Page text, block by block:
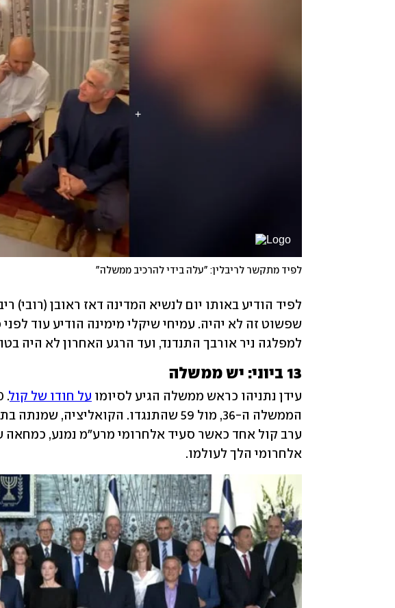
לפיד מתקשר לריבלין: "עלה בידי להרכיב ממשלה"
לפיד הודיע באותו יום לנשיא המדינה דאז ראובן (רובי)
למפלגה ניר אורבך התנדנד, ועד הרגע האחרון לא היה
13 ביוני: יש ממשלה
עידן נתניהו כראש ממשלה הגיע לסיומו על חודו של קול
אלחרומי הלך לעולמו.